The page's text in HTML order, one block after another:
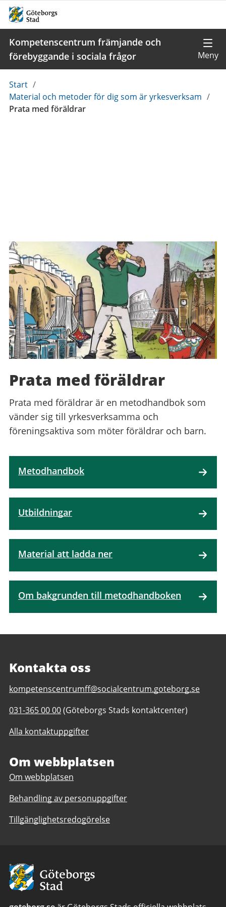
Kompetenscentrum främjande och
förebyggande i sociala frågor
Du
är
här:
Start /
Material och metoder för dig som är yrkesverksam /
Prata med föräldrar
Prata med föräldrar
Prata med föräldrar är en metodhandbok som
vänder sig till yrkesverksamma och
föreningsaktiva som möter föräldrar och barn.
Metodhandbok
Utbildningar
Material att ladda ner
Om bakgrunden till metodhandboken
Kontakta oss
E-
till
Kompetenscentrum
främjande
förebyggande
kompetenscentrumff@socialcentrum.goteborg.se
Telefonnummer
Kompetenscentrum
och
förebyggande
031-365 00 00(Göteborgs Stads kontaktcenter)
Alla kontaktuppgifter
Om webbplatsen
Om webbplatsen
Behandling av personuppgifter
Tillgänglighetsredogörelse
Avsändare:
Göteborgs
Stad